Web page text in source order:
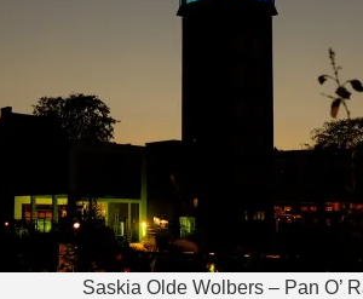
Saskia Olde Wolbers – Pan O’